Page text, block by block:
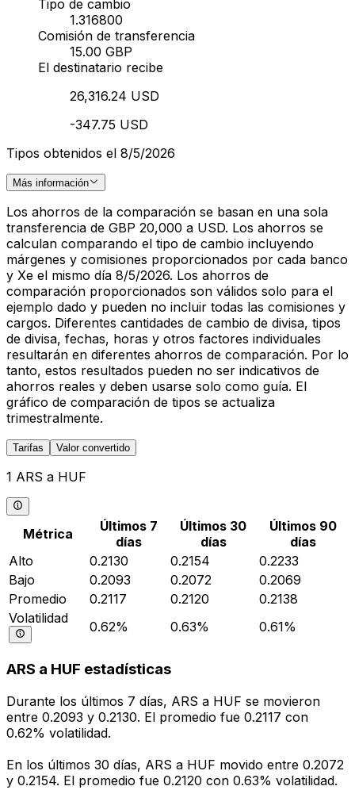
Tipo de cambio
1.316800
Comisión de transferencia
15.00 GBP
El destinatario recibe
26,316.24 USD
-347.75 USD
Tipos obtenidos el 8/5/2026
Más información
Los ahorros de la comparación se basan en una sola
transferencia de GBP 20,000 a USD. Los ahorros se
calculan comparando el tipo de cambio incluyendo
márgenes y comisiones proporcionados por cada banco
y Xe el mismo día 8/5/2026. Los ahorros de
comparación proporcionados son válidos solo para el
ejemplo dado y pueden no incluir todas las comisiones y
cargos. Diferentes cantidades de cambio de divisa, tipos
de divisa, fechas, horas y otros factores individuales
resultarán en diferentes ahorros de comparación. Por lo
tanto, estos resultados pueden no ser indicativos de
ahorros reales y deben usarse solo como guía. El
gráfico de comparación de tipos se actualiza
trimestralmente.
Tarifas Valor convertido
1 ARS a HUF
Métrica
Últimos 7
días
Últimos 30
días
Últimos 90
días
Alto
0.2130 0.2154
0.2233
Bajo
0.2093 0.2072
0.2069
Promedio
0.2117 0.2120
0.2138
Volatilidad
0.62% 0.63% 0.61%
ARS a HUF estadísticas
Durante los últimos 7 días, ARS a HUF se movieron
entre 0.2093 y 0.2130. El promedio fue 0.2117 con
0.62% volatilidad.
En los últimos 30 días, ARS a HUF movido entre 0.2072
y 0.2154. El promedio fue 0.2120 con 0.63% volatilidad.